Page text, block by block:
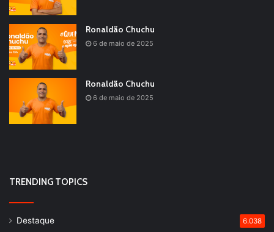
Ronaldão Chuchu
6 de maio de 2025
Ronaldão Chuchu
6 de maio de 2025
TRENDING TOPICS
Destaque 6.038